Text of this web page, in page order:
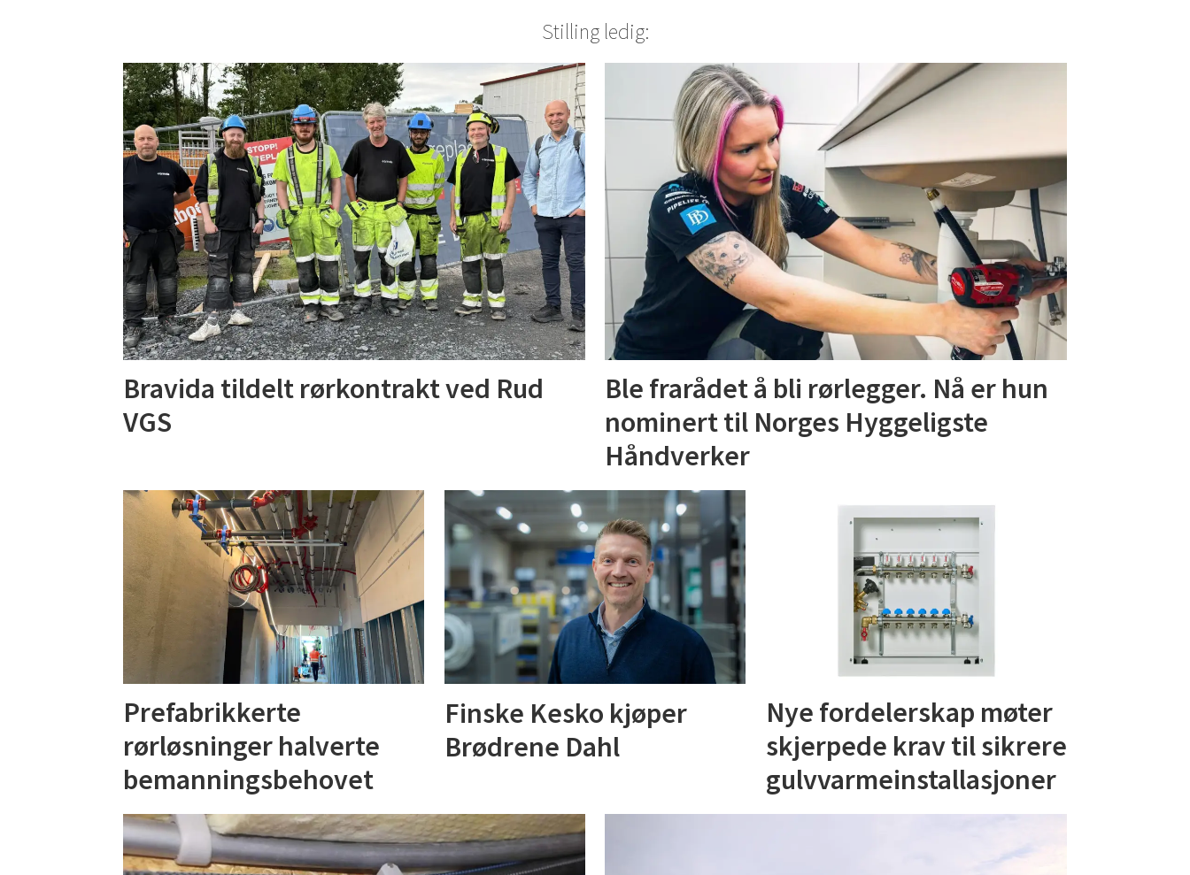
Stilling ledig:
Bravida tildelt rørkontrakt ved Rud
VGS
Ble frarådet å bli rørlegger. Nå er hun
nominert til Norges Hyggeligste
Håndverker
Prefabrikkerte
rørløsninger halverte
bemanningsbehovet
Finske Kesko kjøper
Brødrene Dahl
Nye fordelerskap møter
skjerpede krav til sikrere
gulvvarmeinstallasjoner